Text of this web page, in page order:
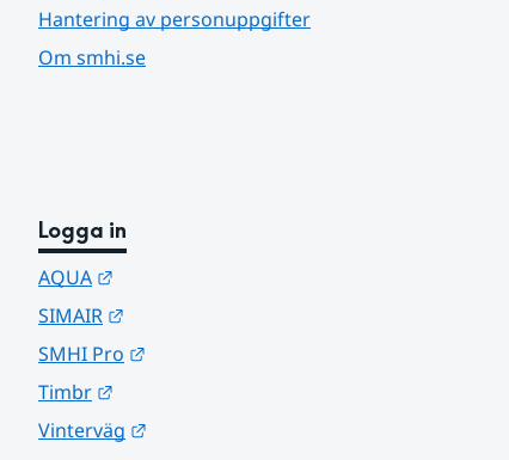
Hantering av personuppgifter
Om smhi.se
Logga in
AQUA
SIMAIR
SMHI Pro
Timbr
Vinterväg